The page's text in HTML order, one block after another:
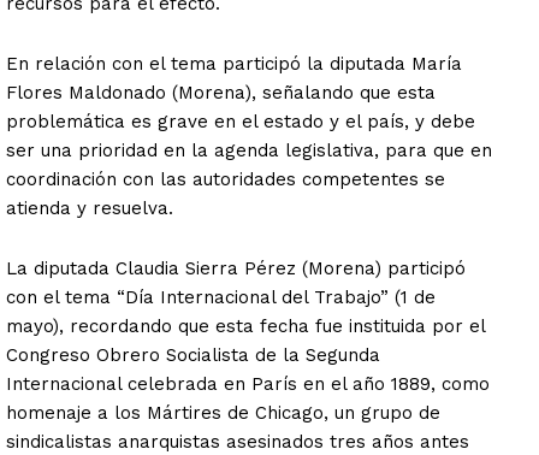
En relación con el tema participó la diputada María
Flores Maldonado (Morena), señalando que esta
problemática es grave en el estado y el país, y debe
ser una prioridad en la agenda legislativa, para que en
coordinación con las autoridades competentes se
atienda y resuelva.
La diputada Claudia Sierra Pérez (Morena) participó
con el tema “Día Internacional del Trabajo” (1 de
mayo), recordando que esta fecha fue instituida por el
Congreso Obrero Socialista de la Segunda
Internacional celebrada en París en el año 1889, como
homenaje a los Mártires de Chicago, un grupo de
sindicalistas anarquistas asesinados tres años antes